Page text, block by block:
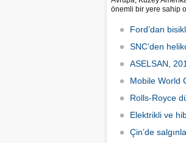
önemli bir yere sahip
Uluslararası Fuarcılık
Servis Sistemler
Ford’dan
SNC’den
ASELSAN,
Mobile World
Rolls-Royce
Elektrikli ve
Çin’de